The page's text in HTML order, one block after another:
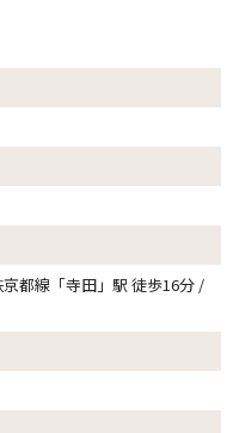
都線「寺田」駅 徒歩16分 /